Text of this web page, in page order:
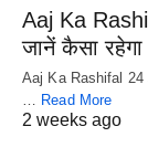
Aaj Ka
जानें कैसा
Aaj Ka Rashifal 24
… Read More
2 weeks ago